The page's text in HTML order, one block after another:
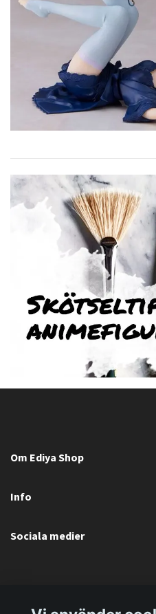
Om Ediya Shop
Info
Sociala medier